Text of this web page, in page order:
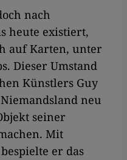
nach
heute existiert,
auf Karten, unter
Dieser Umstand
Künstlers Guy
neu
seiner
Mit
er das